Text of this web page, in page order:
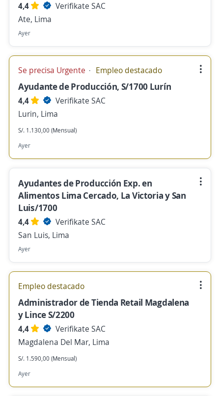
4,4
Verifikate SAC
Ate, Lima
Ayer
Se precisa Urgente Empleo destacado
Ayudante de Producción, S/1700 Lurín
4,4
Verifikate SAC
Lurin, Lima
S/. 1.130,00 (Mensual)
Ayer
Ayudantes de Producción Exp. en
Alimentos Lima Cercado, La Victoria y San
Luis/1700
4,4
Verifikate SAC
San Luis, Lima
Ayer
Empleo destacado
Administrador de Tienda Retail Magdalena
y Lince S/2200
4,4
Verifikate SAC
Magdalena Del Mar, Lima
S/. 1.590,00 (Mensual)
Ayer